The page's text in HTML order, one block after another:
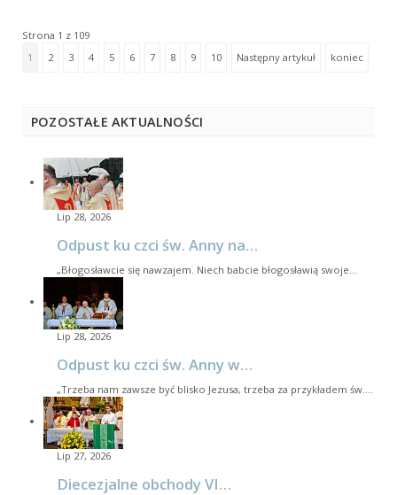
Strona 1 z 109
1
2 3 4 5 6 7 8 9 10 Następny artykuł koniec
POZOSTAŁE AKTUALNOŚCI
Lip 28, 2026
Odpust ku czci św. Anny na…
„Błogosławcie się nawzajem. Niech babcie błogosławią swoje…
Lip 28, 2026
Odpust ku czci św. Anny w…
„Trzeba nam zawsze być blisko Jezusa, trzeba za przykładem św.…
Lip 27, 2026
Diecezjalne obchody VI…